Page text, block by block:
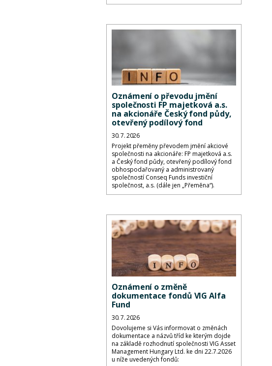
Oznámení o převodu jmění
společnosti FP majetková a.s.
na akcionáře Český fond půdy,
otevřený podílový fond
30. 7. 2026
Projekt přeměny převodem jmění akciové
společnosti na akcionáře: FP majetková a.s.
a Český fond půdy, otevřený podílový fond
obhospodařovaný a administrovaný
společností Conseq Funds investiční
společnost, a.s. (dále jen „Přeměna“).
Oznámení o změně
dokumentace fondů VIG Alfa
Fund
30. 7. 2026
Dovolujeme si Vás informovat o změnách
dokumentace a názvů tříd ke kterým dojde
na základě rozhodnutí společnosti VIG Asset
Management Hungary Ltd. ke dni 22.7.2026
u níže uvedených fondů: